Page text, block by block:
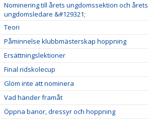
Nominering till årets ungdomssektion och årets
ungdomsledare &#129321;
Teori
Påminnelse klubbmästerskap hoppning
Ersättningslektioner
Final ridskolecup
Glöm inte att nominera
Vad händer framåt
Öppna banor, dressyr och hoppning